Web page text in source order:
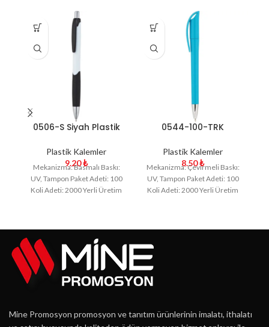
0506-S Siyah Plastik
Plastik Kalemler
9.20₺
Mekanizma: Basmalı Baskı:
UV, Tampon Paket Adeti: 100
Koli Adeti: 2000 Yerli Üretim
0544-100-TRK
Plastik Kalemler
8.50₺
Mekanizma: Çevirmeli Baskı:
UV, Tampon Paket Adeti: 100
Koli Adeti: 2000 Yerli Üretim
Mine Promosyon promosyon ve tanıtım ürünlerinin imalatı, ithalatı